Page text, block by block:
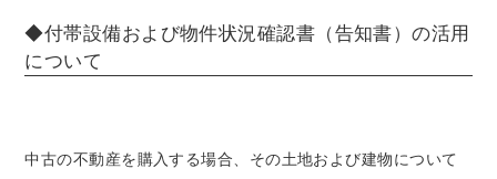
◆付帯設備および物件状況確認書（告知書）の活用
について
中古の不動産を購入する場合、その土地および建物について